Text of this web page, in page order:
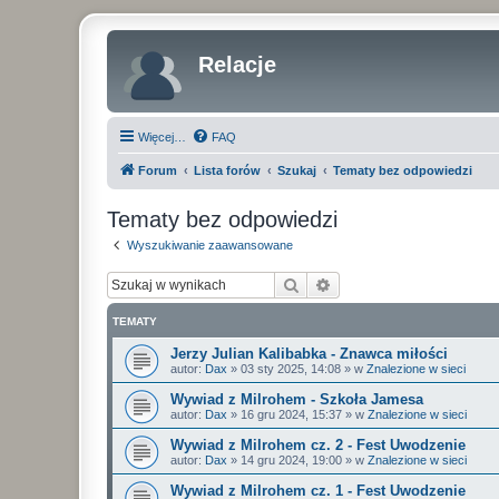
Relacje
Więcej… FAQ
Forum Lista forów Szukaj Tematy bez odpowiedzi
Tematy bez odpowiedzi
Wyszukiwanie zaawansowane
Szukaj
TEMATY
Jerzy Julian Kalibabka - Znawca miłości
autor: Dax » 03 sty 2025, 14:08 » w Znalezione w sieci
Wywiad z Milrohem - Szkoła Jamesa
autor: Dax » 16 gru 2024, 15:37 » w Znalezione w sieci
Wywiad z Milrohem cz. 2 - Fest Uwodzenie
autor: Dax » 14 gru 2024, 19:00 » w Znalezione w sieci
Wywiad z Milrohem cz. 1 - Fest Uwodzenie